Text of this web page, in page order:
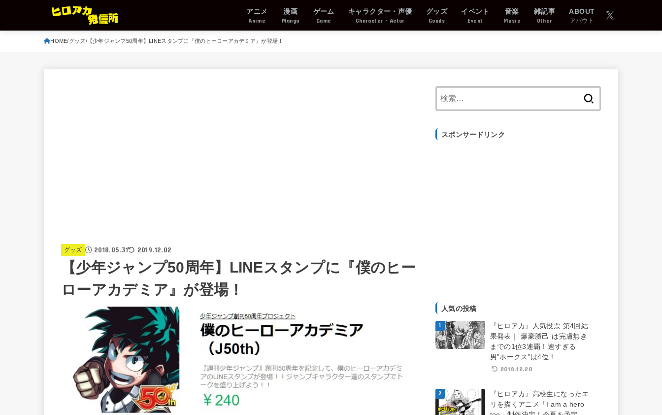
アニメ
Anime
漫画
Manga
ゲーム
Game
キャラクター・声優
Character・Actor
グッズ
Goods
イベント
Event
音楽
Music
雑記事
Other
ABOUT
アバウト
HOME グッズ 【少年ジャンプ50周年】LINEスタンプに『僕のヒーローアカデミア』が登場！
グッズ 2018.05.31 2019.12.02
【少年ジャンプ50周年】LINEスタンプに『僕のヒー
ローアカデミア』が登場！
スポンサードリンク
人気の投稿
『ヒロアカ』人気投票 第4回結
果発表｜”爆豪勝己”は完膚無き
までの1位3連覇！速すぎる
男”ホークス”は4位！
2018.12.20
『ヒロアカ』高校生になったエ
リを描くアニメ「I am a hero